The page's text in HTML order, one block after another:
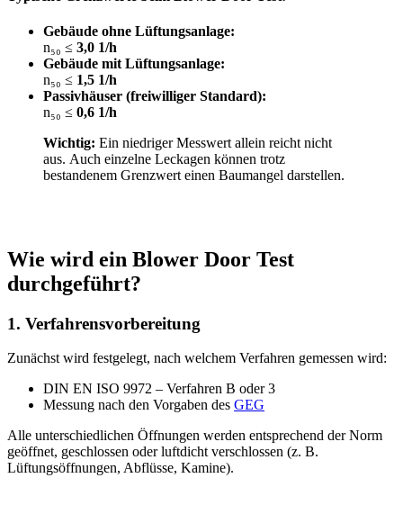
Gebäude ohne Lüftungsanlage:
n₅₀ ≤ 3,0 1/h
Gebäude mit Lüftungsanlage:
n₅₀ ≤ 1,5 1/h
Passivhäuser (freiwilliger Standard):
n₅₀ ≤ 0,6 1/h
Wichtig: Ein niedriger Messwert allein reicht nicht
aus. Auch einzelne Leckagen können trotz
bestandenem Grenzwert einen Baumangel darstellen.
Wie wird ein Blower Door Test
durchgeführt?
1. Verfahrensvorbereitung
Zunächst wird festgelegt, nach welchem Verfahren gemessen wird:
DIN EN ISO 9972 – Verfahren B oder 3
Messung nach den Vorgaben des GEG
Alle unterschiedlichen Öffnungen werden entsprechend der Norm
geöffnet, geschlossen oder luftdicht verschlossen (z. B.
Lüftungsöffnungen, Abflüsse, Kamine).